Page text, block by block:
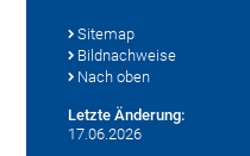
Sitemap
Bildnachweise
Nach oben
Letzte Änderung:
17.06.2026